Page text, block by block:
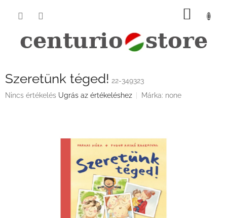
KOSÁR
Szeretünk téged! 22-349323
A
Nincs értékelés Ugrás az értékeléshez Márka: none